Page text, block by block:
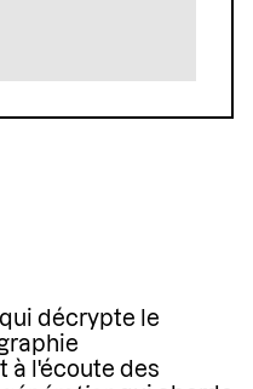
décrypte le
à l'écoute des